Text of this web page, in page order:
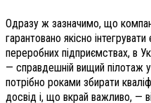
Одразу ж зазначимо, що
гарантовано якісно
переробних підприємствах, в
— справдешній вищий пілотаж
потрібно роками збирати
досвід і, що вкрай важливо, —